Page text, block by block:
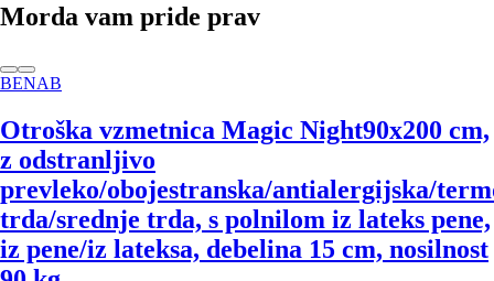
Morda vam pride prav
BENAB
Otroška vzmetnica Magic Night90x200 cm,
z odstranljivo
prevleko/obojestranska/antialergijska/
trda/srednje trda, s polnilom iz lateks pene,
iz pene/iz lateksa, debelina 15 cm, nosilnost